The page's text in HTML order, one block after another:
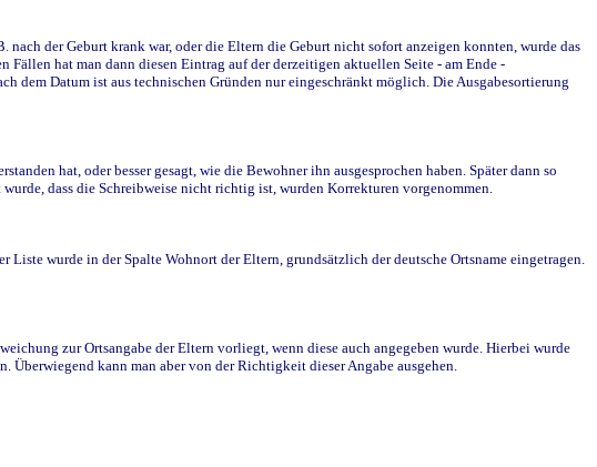
der Geburt krank war, oder die Eltern die Geburt nicht sofort anzeigen konnten, wurde das
hat man dann diesen Eintrag auf der derzeitigen aktuellen Seite - am Ende -
dem Datum ist aus technischen Gründen nur eingeschränkt möglich. Die Ausgabesortierung
hat, oder besser gesagt, wie die Bewohner ihn ausgesprochen haben. Später dann so
dass die Schreibweise nicht richtig ist, wurden Korrekturen vorgenommen.
wurde in der Spalte Wohnort der Eltern, grundsätzlich der deutsche Ortsname eingetragen.
zur Ortsangabe der Eltern vorliegt, wenn diese auch angegeben wurde. Hierbei wurde
kann man aber von der Richtigkeit dieser Angabe ausgehen.